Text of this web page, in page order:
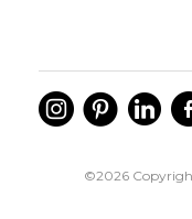
©2026